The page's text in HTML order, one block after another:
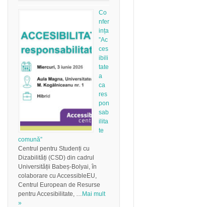
Co
nfer
ința
”Ac
ces
ibili
tate
a
ca
res
pon
sab
ilita
te
comună”
Centrul pentru Studenți cu
Dizabilități (CSD) din cadrul
Universității Babeș-Bolyai, în
colaborare cu AccessibleEU,
Centrul European de Resurse
pentru Accesibilitate, … Mai mult
»